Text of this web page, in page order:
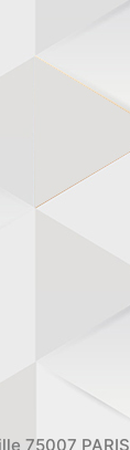
75007 PARIS